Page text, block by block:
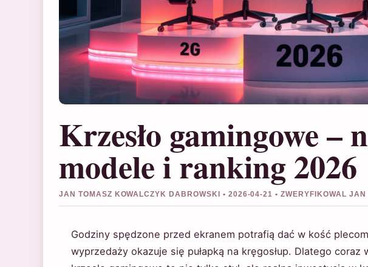
Krzesło gamingowe –
modele i ranking 2026
JAN TOMASZ KOWALCZYK DABROWSKI • 2026-04-21 • ZWERYFIKOWAL JAN
Godziny spędzone przed ekranem potrafią dać w kość
wyprzedaży okazuje się pułapką na kręgosłup. Dlatego